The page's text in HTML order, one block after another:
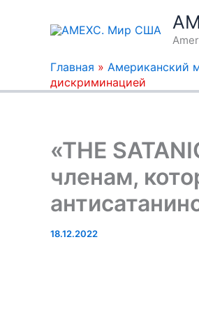
Главная » Американский
дискриминацией
«THE
членам,
18.12.2022